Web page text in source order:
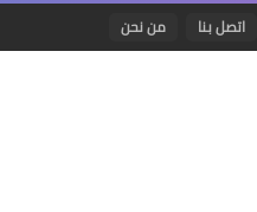
اتصل بنا من نحن